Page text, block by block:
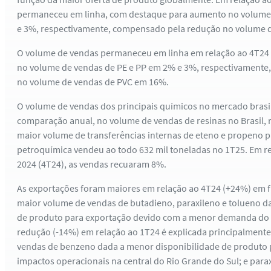
permaneceu em linha, com destaque para aumento no volume
e 3%, respectivamente, compensado pela redução no volume
O volume de vendas permaneceu em linha em relação ao
no volume de vendas de PE e PP em 2% e 3%,
no volume de vendas de PVC em 16%.
O volume de vendas dos principais químicos no mercado
comparação anual, no volume de vendas de resinas no
maior volume de transferências internas de eteno e propeno
petroquímica vendeu ao todo 632 mil toneladas no 1T25. Em
2024 (4T24), as vendas recuaram 8%.
As exportações foram maiores em relação ao 4T24 (+24%)
maior volume de vendas de butadieno, paraxileno e tolueno
de produto para exportação devido com a menor demanda
redução (-14%) em relação ao 1T24 é explicada
vendas de benzeno dada a menor disponibilidade de produto
impactos operacionais na central do Rio Grande do Sul; e